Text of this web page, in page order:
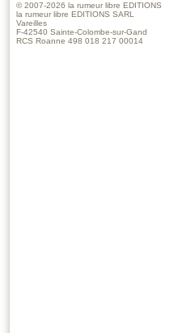
© 2007-2026 la rumeur libre EDITIONS
la rumeur libre EDITIONS SARL
Vareilles
F-42540 Sainte-Colombe-sur-Gand
RCS Roanne 498 018 217 00014